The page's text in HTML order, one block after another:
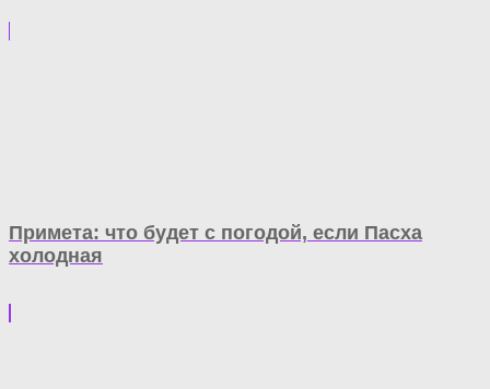
Примета: что будет с погодой, если Пасха
холодная